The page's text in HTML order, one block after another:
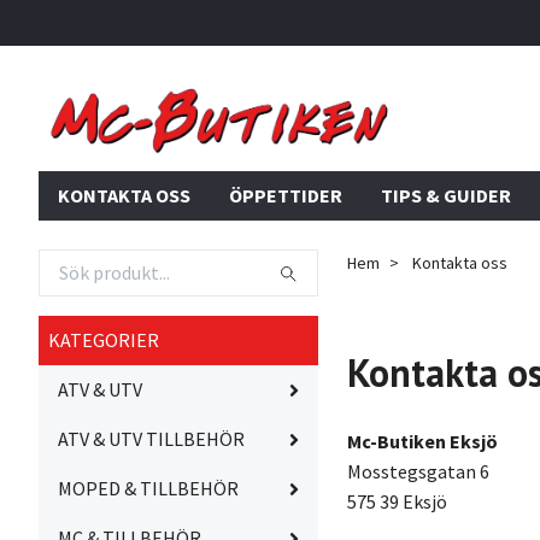
KONTAKTA OSS ÖPPETTIDER TIPS & GUIDER
KATEGORIER
ATV & UTV
ATV & UTV TILLBEHÖR
MOPED & TILLBEHÖR
Hem Kontakta oss
Kontakta
Mc-Butiken Eksjö
Mosstegsgatan 6
575 39 Eksjö